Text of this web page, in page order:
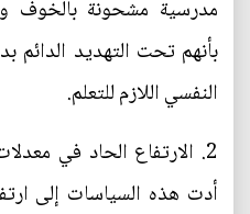
مدرسية مشحونة بالخوف
بأنهم تحت التهديد الدائم
النفسي اللازم للتعلم.
2. الارتفاع الحاد في
أدت هذه السياسات إلى